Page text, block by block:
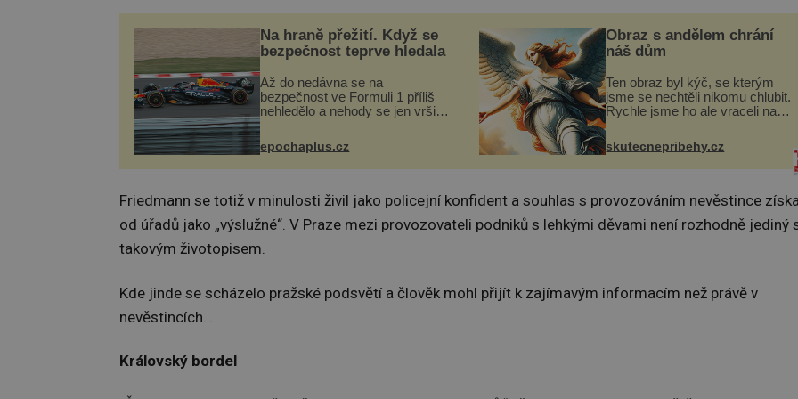
Na hraně přežití. Když se
bezpečnost teprve hledala
Až do nedávna se na
bezpečnost ve Formuli 1 příliš
nehledělo a nehody se jen vršily.
kůži, často s trvalými následky
nebo bohužel i ztrátou života.
Dnes nepochopiteln...
epochaplus.cz
Obraz s andělem chrání
náš dům
Ten obraz byl kýč, se kterým
jsme se nechtěli nikomu chlubit.
Rychle jsme ho ale vraceli na
Vaškem jsme si pořídili
chaloupku, takový domek na
severu Čech, kde jsme si
skutecnepribehy.cz
Friedmann se totiž v minulosti živil jako policejní konfident a souhlas s provozováním nevěstince
od úřadů jako „výslužné“. V Praze mezi provozovateli podniků s lehkými děvami není rozhodně jediný
takovým životopisem.
Kde jinde se scházelo pražské podsvětí a člověk mohl přijít k zajímavým informacím než právě v
nevěstincích…
Královský bordel